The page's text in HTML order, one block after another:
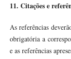
11. Citações e
As referências
obrigatória a
e as referências